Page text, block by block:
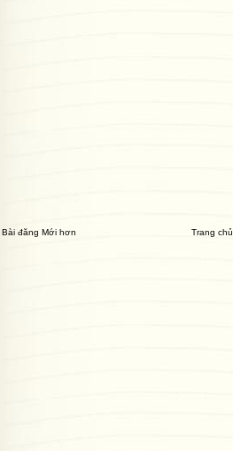
Bài đăng Mới hơn Trang chủ